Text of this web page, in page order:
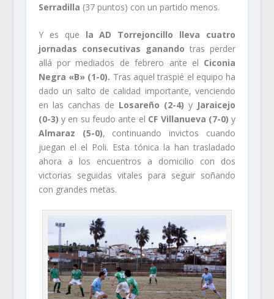
Serradilla (37 puntos) con un partido menos.
Y es que la AD Torrejoncillo lleva cuatro
jornadas consecutivas ganando tras perder
allá por mediados de febrero ante el Ciconia
Negra «B» (1-0). Tras aquel traspié el equipo ha
dado un salto de calidad importante, venciendo
en las canchas de Losareño (2-4) y Jaraicejo
(0-3) y en su feudo ante el CF Villanueva (7-0) y
Almaraz (5-0), continuando invictos cuando
juegan el el Poli. Esta tónica la han trasladado
ahora a los encuentros a domicilio con dos
victorias seguidas vitales para seguir soñando
con grandes metas.